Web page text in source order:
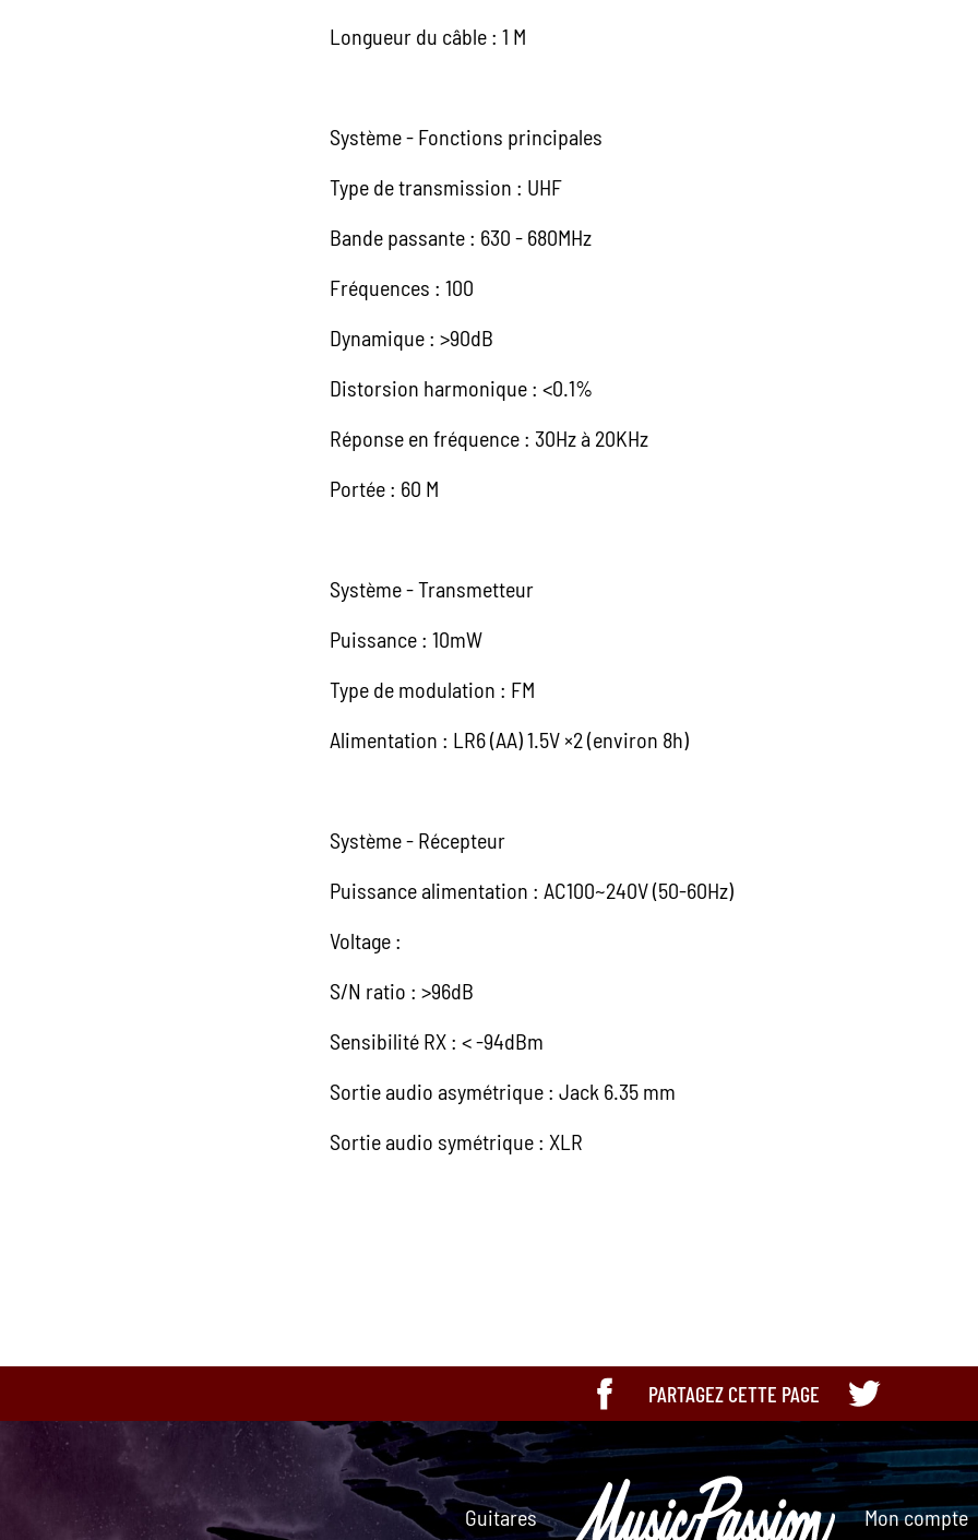
Longueur du câble : 1 M
Système - Fonctions principales
Type de transmission : UHF
Bande passante : 630 - 680MHz
Fréquences : 100
Dynamique : >90dB
Distorsion harmonique : <0.1%
Réponse en fréquence : 30Hz à 20KHz
Portée : 60 M
Système - Transmetteur
Puissance : 10mW
Type de modulation : FM
Alimentation : LR6 (AA) 1.5V ×2 (environ 8h)
Système - Récepteur
Puissance alimentation : AC100~240V (50-60Hz)
Voltage :
S/N ratio : >96dB
Sensibilité RX : < -94dBm
Sortie audio asymétrique : Jack 6.35 mm
Sortie audio symétrique : XLR
PARTAGEZ CETTE PAGE
Guitares Mon compte